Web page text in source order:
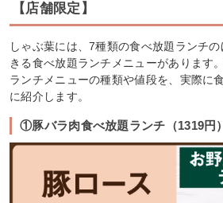
【店舗限定】
しゃぶ葉には、7種類の食べ放題ランチ
きる食べ放題ランチメニューがあります
ランチメニューの種類や値段を、実際に
に紹介します。
①豚バラ肉食べ放題ランチ（1319円）